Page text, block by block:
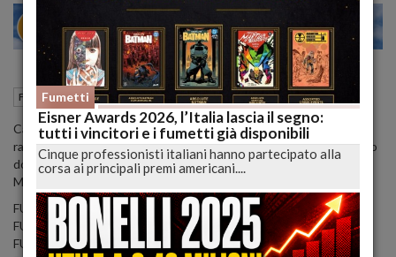
MILANO 28 30
Fumetti L'Aquila (AQ) 12 Febbraio 2022 15:39
Cari Lettori solo poche parole che sto sotto un treno per "il
rabbocco", in questo video i miei 10 top manga di quest'anno e solo
dopo ho riflettuto che son tutte letture abbastanza adulte.
Ma voi mi perdonate vero? Ci leggiamo nei commenti, Ciao Belli!!!
FUMETTO 1:
https://amzn.to/3JolaTd
FUMETTO 2:
https://amzn.to/3z2LFJr
FUMETTO 3: https://amzn.to/32oB7Zi
Fumetti
Eisner Awards 2026, l’Italia lascia il segno:
tutti i vincitori e i fumetti già disponibili
Cinque professionisti italiani hanno partecipato alla
corsa ai principali premi americani....